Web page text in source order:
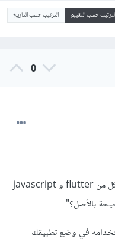
حسب التقييم الترتيب حسب التاريخ
0
في الجواب الذي أرفقته يوجد مقارنة بين كل من flutter و javascript
بالأصل؟"
في وضع تطبيقك